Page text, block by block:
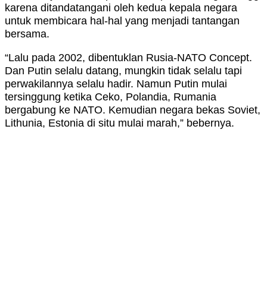
karena ditandatangani oleh kedua kepala negara
untuk membicara hal-hal yang menjadi tantangan
bersama.
“Lalu pada 2002, dibentuklan Rusia-NATO Concept.
Dan Putin selalu datang, mungkin tidak selalu tapi
perwakilannya selalu hadir. Namun Putin mulai
tersinggung ketika Ceko, Polandia, Rumania
bergabung ke NATO. Kemudian negara bekas Soviet,
Lithunia, Estonia di situ mulai marah,” bebernya.